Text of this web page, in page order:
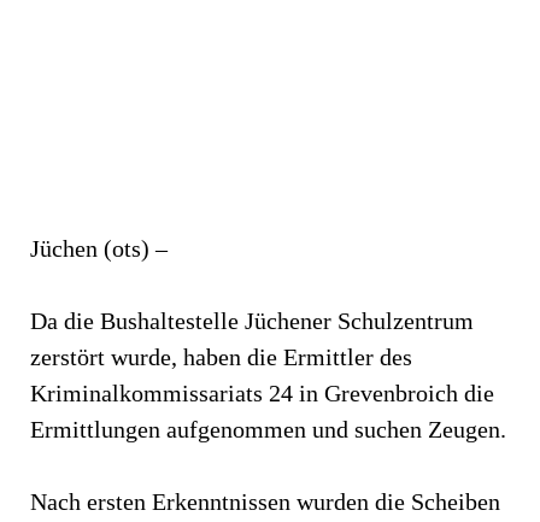
Jüchen (ots) –
Da die Bushaltestelle Jüchener Schulzentrum
zerstört wurde, haben die Ermittler des
Kriminalkommissariats 24 in Grevenbroich die
Ermittlungen aufgenommen und suchen Zeugen.
Nach ersten Erkenntnissen wurden die Scheiben